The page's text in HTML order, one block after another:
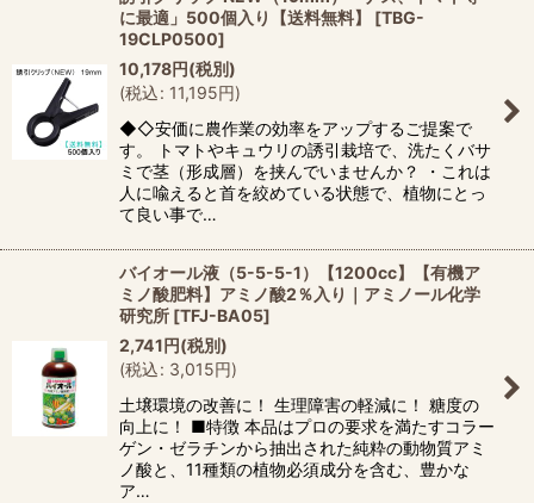
に最適」500個入り【送料無料】
[TBG-
19CLP0500]
10,178円(税別)
(税込: 11,195円)
◆◇安価に農作業の効率をアップするご提案で
す。 トマトやキュウリの誘引栽培で、洗たくバサ
ミで茎（形成層）を挟んでいませんか？ ・これは
人に喩えると首を絞めている状態で、植物にとっ
て良い事で…
バイオール液（5-5-5-1）【1200cc】【有機ア
ミノ酸肥料】アミノ酸2％入り｜アミノール化学
研究所 [TFJ-BA05]
2,741 円(税別)
(税込: 3,015円)
土壌環境の改善に！ 生理障害の軽減に！ 糖度の
向上に！ ■特徴 本品はプロの要求を満たすコラー
ゲン・ゼラチンから抽出された純粋の動物質アミ
ノ酸と、11種類の植物必須成分を含む、豊かな
ア…